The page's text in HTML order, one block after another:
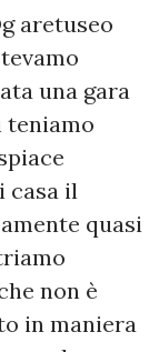
aretuseo
una gara
teniamo
casa il
quasi
non è
in maniera